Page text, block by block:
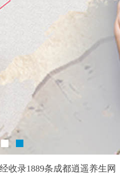
收录1889条成都逍遥养生网